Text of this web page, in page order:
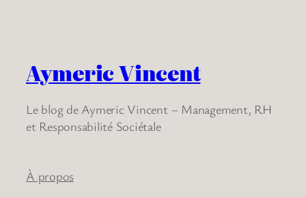
Aymeric Vincent
Le blog de Aymeric Vincent – Management, RH
et Responsabilité Sociétale
À propos